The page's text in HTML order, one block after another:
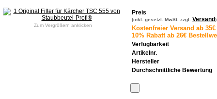
Zum Vergrößern anklicken
Preis
(inkl. gesetzl. MwSt. zzgl. Versand)
Kostenfreier Versand ab
10% Rabatt ab 26€
Verfügbarkeit
Artikelnr.
Hersteller
Durchschnittliche Bewertung